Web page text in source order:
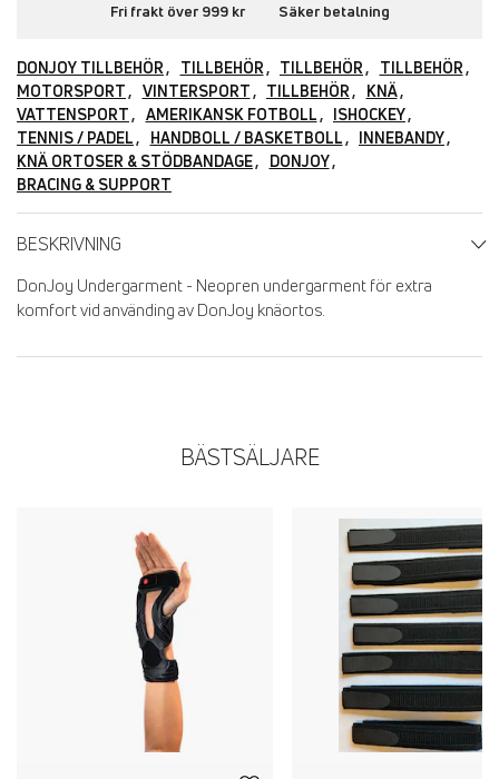
Fri frakt över 999 kr Säker betalning
DONJOY TILLBEHÖR TILLBEHÖR TILLBEHÖR
TILLBEHÖR
MOTORSPORT
VINTERSPORT TILLBEHÖR
KNÄ
VATTENSPORT
AMERIKANSK FOTBOLL
ISHOCKEY
TENNIS / PADEL
HANDBOLL / BASKETBOLL
INNEBANDY
KNÄ ORTOSER & STÖDBANDAGE
DONJOY
BRACING & SUPPORT
BESKRIVNING
DonJoy Undergarment - Neopren undergarment för extra
komfort vid använding av DonJoy knäortos.
BÄSTSÄLJARE